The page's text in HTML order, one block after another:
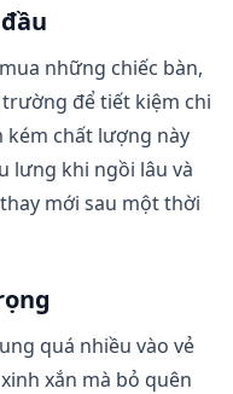
những chiếc bàn,
để tiết kiệm chi
kém chất lượng này
lưng khi ngồi lâu và
mới sau một thời
quá nhiều vào vẻ
xắn mà bỏ quên